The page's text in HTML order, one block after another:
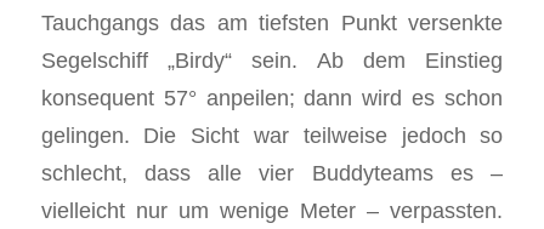
Tauchgangs das am tiefsten Punkt versenkte
Segelschiff „Birdy“ sein. Ab dem Einstieg
konsequent 57° anpeilen; dann wird es schon
gelingen. Die Sicht war teilweise jedoch so
schlecht, dass alle vier Buddyteams es –
vielleicht nur um wenige Meter – verpassten.